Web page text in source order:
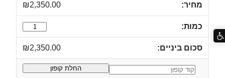
₪2,350.00
כמות
של
מגרסת
נייר
משרדית
₪2,350.00
קופון: החלת קופון